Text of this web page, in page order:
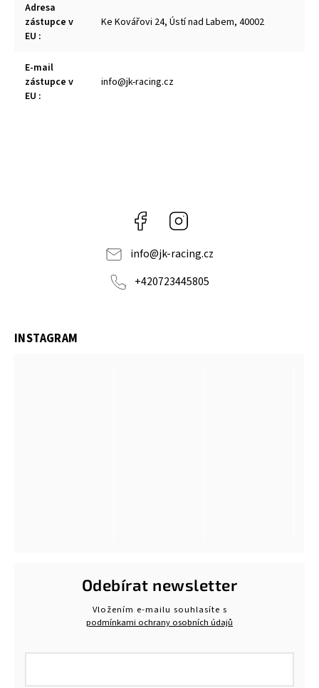
Adresa
zástupce v
EU :
Ke Kovářovi 24, Ústí nad Labem, 40002
E-mail
zástupce v
EU :
info@jk-racing.cz
Facebook
info@jk-racing.cz
+420723445805
INSTAGRAM
Odebírat newsletter
Vložením e-mailu souhlasíte s
podmínkami ochrany osobních údajů